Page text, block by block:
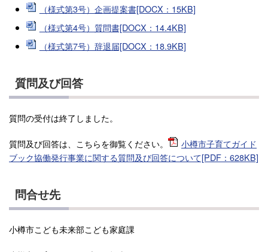
（様式第3号）企画提案書[DOCX：15KB]
（様式第4号）質問書[DOCX：14.4KB]
（様式第7号）辞退届[DOCX：18.9KB]
質問及び回答
質問の受付は終了しました。
質問及び回答は、こちらを御覧ください。
小樽市子育てガイド
ブック協働発行事業に関する質問及び回答について[PDF：628KB]
問合せ先
小樽市こども未来部こども家庭課